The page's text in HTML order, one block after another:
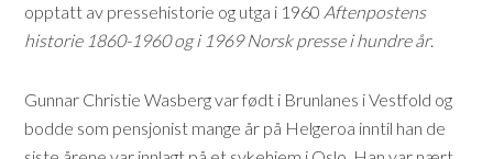
opptatt av pressehistorie og utga i 1960 Aftenpostens
historie 1860-1960 og i 1969 Norsk presse i hundre år.
Gunnar Christie Wasberg var født i Brunlanes i Vestfold og
bodde som pensjonist mange år på Helgeroa inntil han de